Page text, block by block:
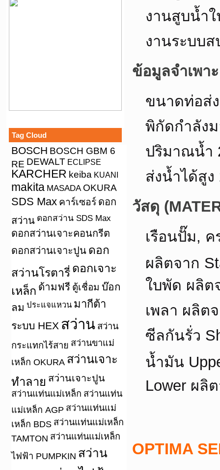
Tag Cloud
BOSCH BOSCH GBM 6
RE DEWALT ECLIPSE
KARCHER keiba KUANI
makita MASADA OKURA
SDS Max คาร์เซอร์ ดอก
สว่าน ดอกสว่าน SDS Max
ดอกสว่านเจาะคอนกรีต
ดอกสว่านเจาะปูน ดอก
สว่านโรตารี่ ดอกเจาะ
เหล็ก ด้ามฟรี ตู้เชื่อม บ๊อก
ลม ประแจแหวน มากีต้า
ระบบ HEX สว่าน สว่าน
กระแทกไร้สาย สว่านขาแม่
เหล็ก OKURA สว่านเจาะ
ทำลาย สว่านเจาะปูน
สว่านแท่นแม่เหล็ก สว่านแท่น
แม่เหล็ก AGP สว่านแท่นแม่
เหล็ก BDS สว่านแท่นแม่เหล็ก
TAMTON สว่านแท่นแม่เหล็ก
ไฟฟ้า PUMPKIN สว่าน
งานสูบน้ำ
งานระบบส
ข้อมูลจำเพา
ขนาดท่อส่
พิกัดกำลังม
ปริมาณน้ำ
ส่งน้ำได้สูง
วัสดุ
เรือนปั๊ม,
ผลิตจาก
ใบพัด ผลิต
เพลา ผลิต
ซีลกันรั่ว
น้ำมัน
Lower ผลิ
OPTIMA